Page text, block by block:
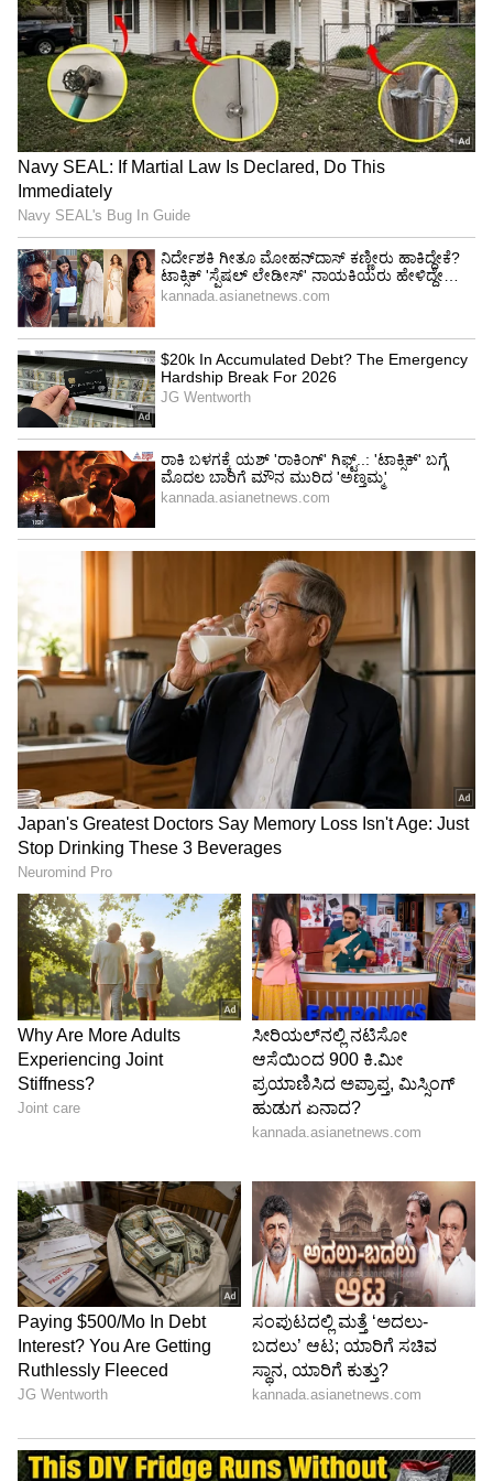
7 ಶಾಸಕರಲ್ಲಿ ಇಬ್ಬರಿಗೆ ಸಚಿವ ಸ್ಥಾನ ನೀಡೋದು ಎಂದು
ಹೈಕಮÞಂಡ್‌ ಹಂತದಲ್ಲಿ ಮಾತುಕತೆಯಾಗಿತ್ತು,
ಅದರಂತೆಯೇ ಡಾ. ಅಜಯ್‌ ಅಭಿಮಾನಿಗಳು ತಮ್ಮ
ನಾಯಕನಿಗೇ ಸಚಿವಗಿರಿ ನಿಶ್ಚಿತ ಎಂದುಕೊಂಡಿದ್ದರೆ, ಇತ್ತ
ಆಳಂದದ ಬಿಆರ್‌ ಅಭಿಮಾನಿಗಳೂ ತಮ್ಮವರಿಗೆ ಸಚಿವಸ್ಥಾನ
ಪಕ್ಕಾ ಎಂದು ತಿಳಿದಿದ್ದರು. ಆದರೆ ಹೈಕಮಾಂಡ್‌ ಆಯ್ಕೆ
ಸೇಡಂ®ನಿಂದ ಈಗಾಗಲೇ 1 ಬಾರಿ ಸಚಿವರಗಿದ್ದ ಡಾ.
ಶರಣಪ್ರಕಾಶ ಆಗಿತ್ತು. ಡಾ. ಶರಣಪ್ರಕಾಶ ಶನಿವಾರ
ಬೆಂಗಳೂರಲ್ಲಿ ನಡೆದ ಸಂಪುಟ ವಿಸ್ತರಣೆಯಲ್ಲಿ ಪ್ರಮಾಣ
ವಚನ ಸ್ವೀಕರಿಸಿದ್ದಾರೆ.
ಮಂತ್ರಿಗಿರಿ ಅಜಯ್‌ ಸಿಂಗ್‌ ಕೈತಪ್ಪಿದ್ದು ಯಾಕೆ?
ಇಂಥವರೇ ಸಚಿವರು ಎಂಬ ಅಂತಿಮ
ಪಟ್ಟಿಹೊರಬೀಳುತ್ತಿದ್ದಂತೆಯೇ ಜೇವರ್ಗಿಯಲ್ಲಿ ಹಾಗೂ
ಕಲಬುರಗಿಯಲ್ಲಿರುವ ಡಾ. ಅಜಯ್‌ ಅಭಿಮಾನಿಗಳು
ಆಕ್ರೋಶ ಹೊರಹಾಕಿದ್ದಾರೆ. ಸಾಮಾಜಿಕ ಜಾಲತಾಣಗಳಲ್ಲಿ
ಸಾಕಷ್ಟುನಿರಾಶೆಯ, ಕೋಪದ ಭಾವನೆಗಳಿರುವ ಪೋಸ್ಟ್‌
ಹಾಕುತ್ತ ಕಾಂಗ್ರೆಸ್‌ ಹೈಕಮಾಂಡ್‌ ಗಮನ ಸೆಳೆಯುವ ಯತ್ನ
ಮಾಡಿದ್ದಾರೆ.
ಕಾಂಗ್ರೆಸ್‌ನ ಡಾ. ಅಜಯ್‌ ಸಿಂಗ್‌ಗೆ ಮಂತ್ರಿಗಿರಿ ಇಲ್ಲ, ಕಾಂಗ್ರೆಸ್‌
ಪಕ್ಷದ ಈ ಧೋರಣೆಗೆ ದಿಕ್ಕಾರ, ಅಜಯ್‌ ಸಿಂಗ್‌
ಮಂತ್ರಿಯಾಗದೆ ಹೋದೆ ಉಗ್ರವಾಗಿ ನಾವು ಬೀದಿಗೆ ಇಳಿದು
ಹೋರಾಟ ಮಾಡಬೇಕಾಗುತ್ತದೆ ಎಂದು ಅಜಯ್‌
ಅಭಿಮಾನಿಗಳು ಹಲವರು ಫೇಸ್ಬುಕ್‌, ವಾಟ್ಸಅಪ್‌ ಗುಂಪುಗಳಲ್ಲಿ
ಪೋಸ್ಟ್‌ ಹಾಕಿ ಅಸಮಾಧಾನ ಹೊರಹಾಕುತ್ತಿದ್ದಾರೆ.
ಇರೋದರಿಂದ ಈ ಬಾರಿ ಡಾ. ಅಜಯ್‌ ಸಿಂಗ್‌ ಅವರಿಗೆ